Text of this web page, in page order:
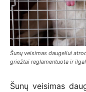
Šunų veisimas daugeliui
griežtai reglamentuota ir
Šunų veisimas